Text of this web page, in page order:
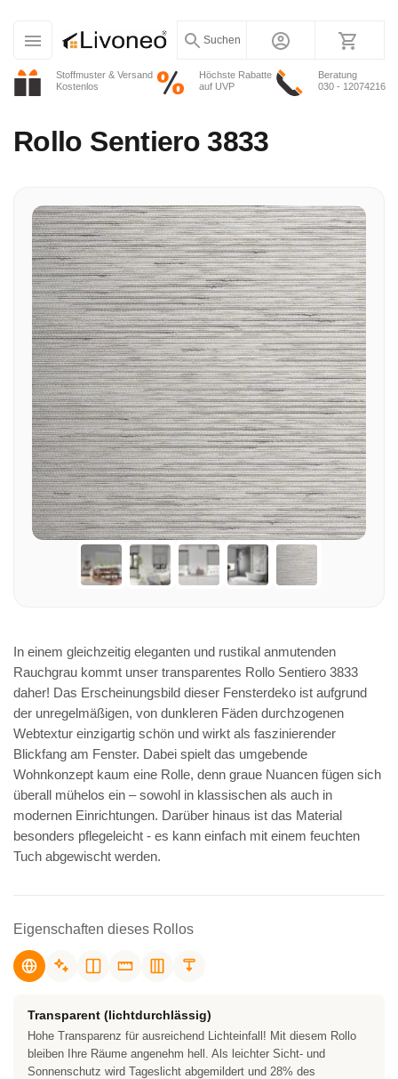
Stoffmuster & Versand
Kostenlos
Höchste Rabatte
auf UVP
Beratung
030 - 12074216
Suchen
Rollo Sentiero 3833
In einem gleichzeitig eleganten und rustikal anmutenden
Rauchgrau kommt unser transparentes Rollo Sentiero 3833
daher! Das Erscheinungsbild dieser Fensterdeko ist aufgrund
der unregelmäßigen, von dunkleren Fäden durchzogenen
Webtextur einzigartig schön und wirkt als faszinierender
Blickfang am Fenster. Dabei spielt das umgebende
Wohnkonzept kaum eine Rolle, denn graue Nuancen fügen sich
überall mühelos ein – sowohl in klassischen als auch in
modernen Einrichtungen. Darüber hinaus ist das Material
besonders pflegeleicht - es kann einfach mit einem feuchten
Tuch abgewischt werden.
Eigenschaften dieses Rollos
Transparent (lichtdurchlässig)
Hohe Transparenz für ausreichend Lichteinfall! Mit diesem Rollo
bleiben Ihre Räume angenehm hell. Als leichter Sicht- und
Sonnenschutz wird Tageslicht abgemildert und 28% des